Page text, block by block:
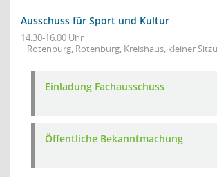
Ausschuss für Sport und Kultur
14:30-16:00 Uhr
Rotenburg, Rotenburg, Kreishaus, kleiner
Einladung Fachausschuss
Öffentliche Bekanntmachung